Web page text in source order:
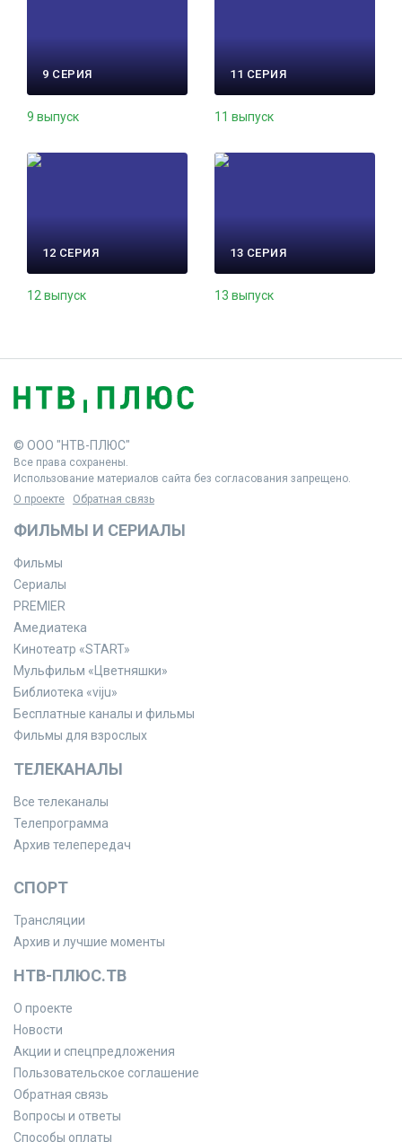
9 СЕРИЯ
9 выпуск
11 СЕРИЯ
11 выпуск
12 СЕРИЯ
12 выпуск
13 СЕРИЯ
13 выпуск
© ООО "НТВ-ПЛЮС"
Все права сохранены.
Использование материалов сайта без согласования запрещено.
О проекте
Обратная связь
ФИЛЬМЫ И СЕРИАЛЫ
Фильмы
Сериалы
PREMIER
Амедиатека
Кинотеатр «START»
Мульфильм «Цветняшки»
Библиотека «viju»
Бесплатные каналы и фильмы
Фильмы для взрослых
ТЕЛЕКАНАЛЫ
Все телеканалы
Телепрограмма
Архив телепередач
СПОРТ
Трансляции
Архив и лучшие моменты
НТВ-ПЛЮС.ТВ
О проекте
Новости
Акции и спецпредложения
Пользовательское соглашение
Обратная связь
Вопросы и ответы
Способы оплаты